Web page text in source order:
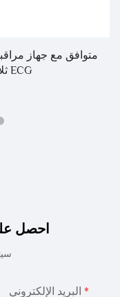
ECG ثلاثي الرصاصات الواحدة
احصل
البريد الإلكتروني